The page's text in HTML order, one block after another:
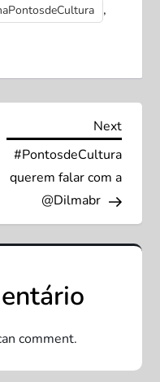
,
Next
Post
Next
#PontosdeCultura
querem falar com a
@Dilmabr
comment.